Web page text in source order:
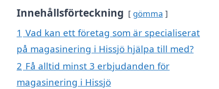
Innehållsförteckning gömma
1 Vad kan ett företag som är specialiserat
på magasinering i Hissjö hjälpa till med?
2 Få alltid minst 3 erbjudanden för
magasinering i Hissjö